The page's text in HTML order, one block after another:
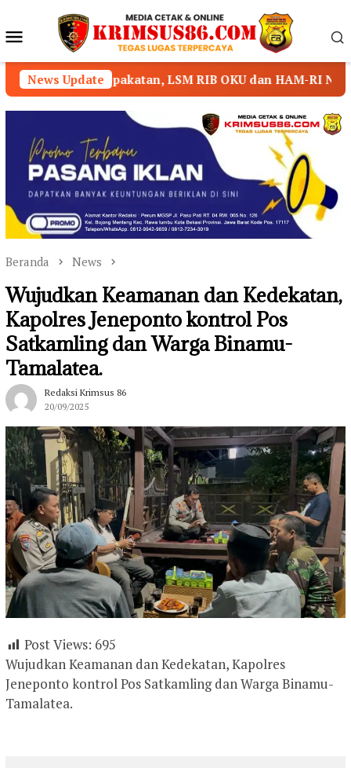
konten Menu
Mobile
News Update
LSM RIB OKU dan HAM-RI Nyatakan Mundur
Beranda News
Wujudkan Keamanan dan Kedekatan,
Kapolres Jeneponto kontrol Pos
Satkamling dan Warga Binamu-
Tamalatea.
Redaksi Krimsus 86
20/09/2025
Post Views: 695
Wujudkan Keamanan dan Kedekatan, Kapolres
Jeneponto kontrol Pos Satkamling dan Warga Binamu-
Tamalatea.